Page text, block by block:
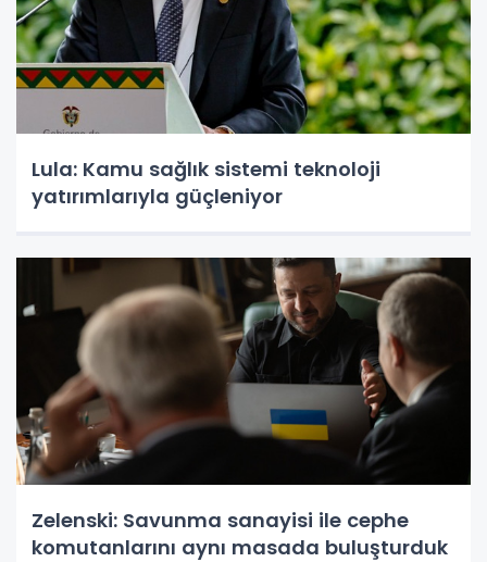
Lula: Kamu sağlık sistemi teknoloji
yatırımlarıyla güçleniyor
Zelenski: Savunma sanayisi ile cephe
komutanlarını aynı masada buluşturduk